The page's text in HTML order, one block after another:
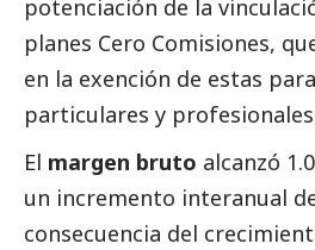
potenciación de la
planes Cero Comisiones,
en la exención de estas para
particulares y
El margen bruto alcanzó
un incremento interanual
consecuencia del